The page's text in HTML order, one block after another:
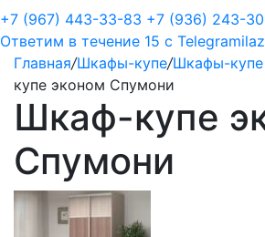
+7 (967) 443-33-83 +7 (936) 243-
Ответим в течение 15 с Telegram
Главная/Шкафы-купе/Шкафы-
купе эконом Спумони
Шкаф-купе
Спумони